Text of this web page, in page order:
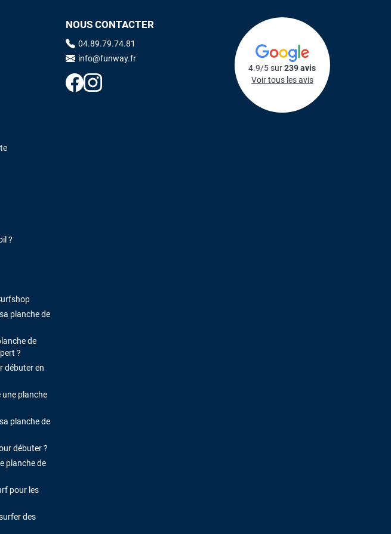
?
planche de
de
?
débuter en
une planche
planche de
débuter ?
planche de
pour les
des
NOUS CONTACTER
04.89.79.74.81
info@funway.fr
4.9/5 sur239 avis
Voir tous les avis
il y a 3 mois
Super service. L'envoi a
état. Mauruuru roa.